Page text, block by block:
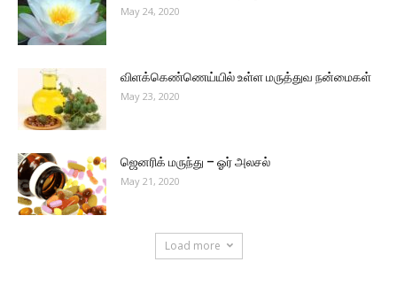
May 24, 2020
விளக்கெண்ணெய்யில் உள்ள மருத்துவ நன்மைகள்
May 23, 2020
ஜெனரிக் மருந்து – ஓர் அலசல்
May 21, 2020
Load more